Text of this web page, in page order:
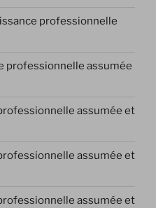
professionnelle
professionnelle assumée
assumée et
assumée et
assumée et